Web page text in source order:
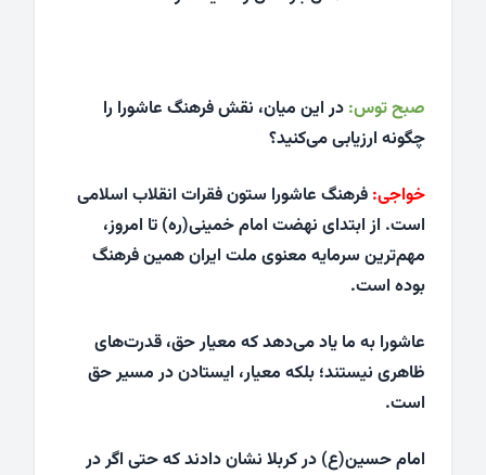
صبح توس: در این میان، نقش فرهنگ عاشورا را
چگونه ارزیابی می‌کنید؟
خواجی: فرهنگ عاشورا ستون فقرات انقلاب اسلامی
است. از ابتدای نهضت امام خمینی(ره) تا امروز،
مهم‌ترین سرمایه معنوی ملت ایران همین فرهنگ
بوده است.
عاشورا به ما یاد می‌دهد که معیار حق، قدرت‌های
ظاهری نیستند؛ بلکه معیار، ایستادن در مسیر حق
است.
امام حسین(ع) در کربلا نشان دادند که حتی اگر در